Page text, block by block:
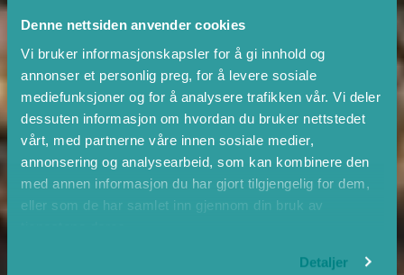
Denne nettsiden anvender cookies
Vi bruker informasjonskapsler for å gi innhold og
annonser et personlig preg, for å levere sosiale
mediefunksjoner og for å analysere trafikken vår. Vi deler
dessuten informasjon om hvordan du bruker nettstedet
vårt, med partnerne våre innen sosiale medier,
annonsering og analysearbeid, som kan kombinere den
med annen informasjon du har gjort tilgjengelig for dem,
eller som de har samlet inn gjennom din bruk av
Detaljer